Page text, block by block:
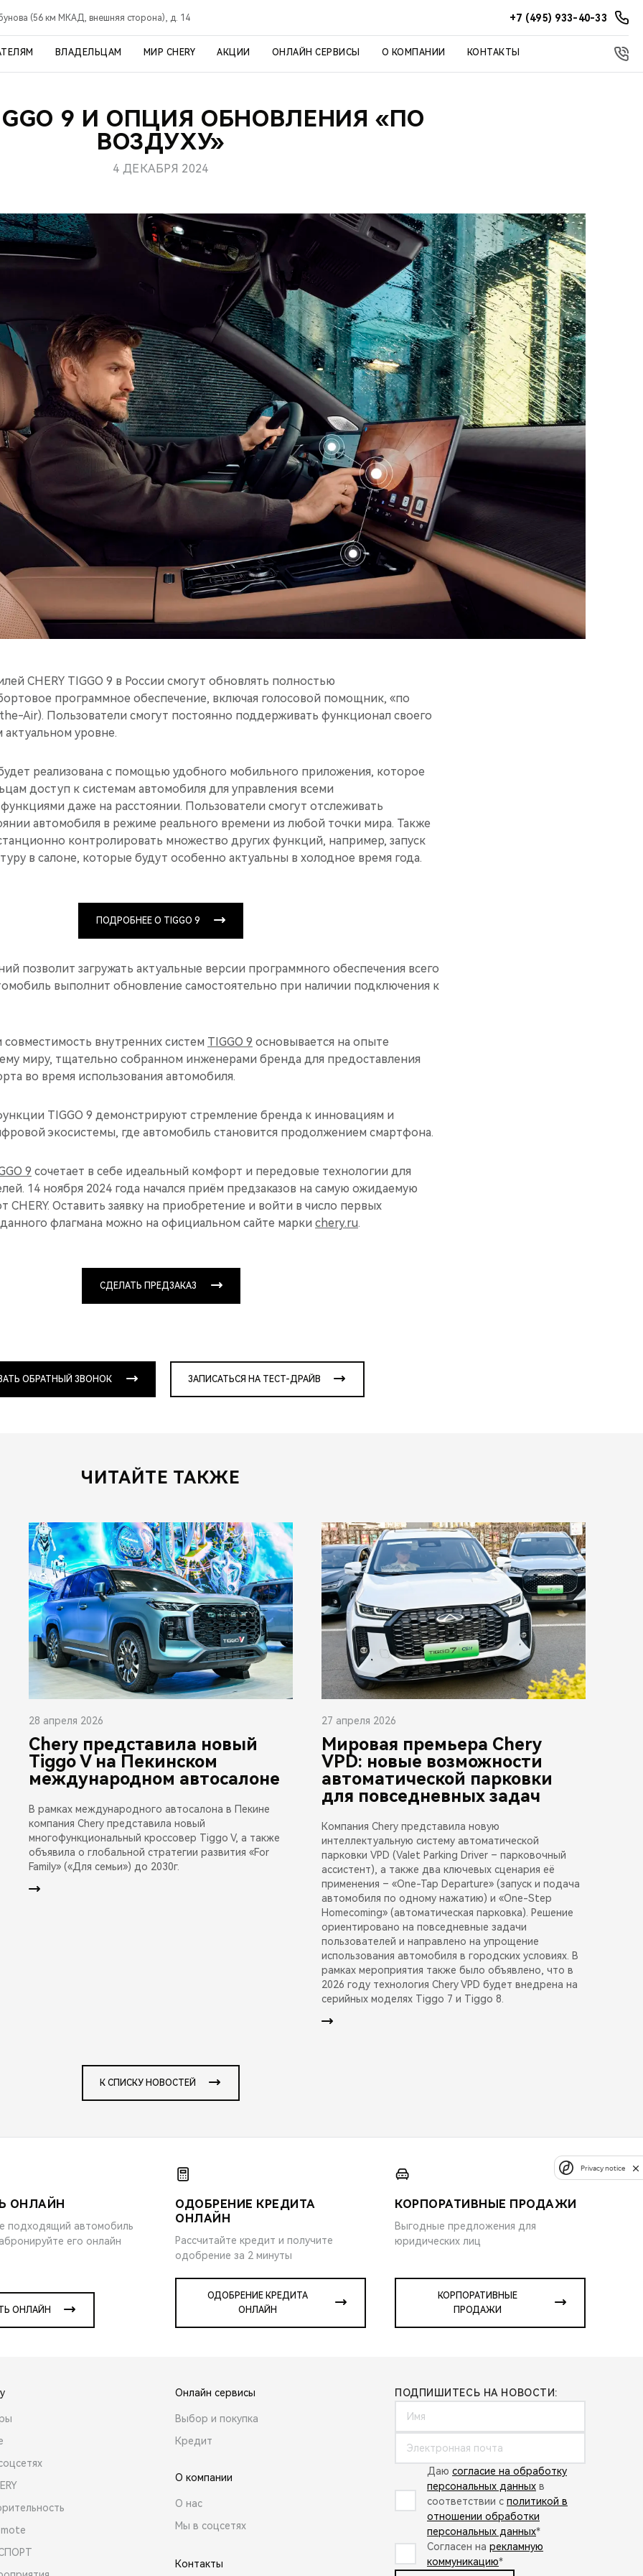
(56 км МКАД, внешняя сторона), д. 14 +7 (495) 933-40-33
ВЛАДЕЛЬЦАМ МИР CHERY АКЦИИ ОНЛАЙН СЕРВИСЫ О КОМПАНИИ КОНТАКТЫ
9 И ОПЦИЯ ОБНОВЛЕНИЯ «ПО
ВОЗДУХУ»
4 ДЕКАБРЯ 2024
CHERY TIGGO 9 в России смогут обновлять полностью
программное обеспечение, включая голосовой помощник, «по
the-Air). Пользователи смогут постоянно поддерживать функционал своего
уровне.
реализована с помощью удобного мобильного приложения, которое
доступ к системам автомобиля для управления всеми
даже на расстоянии. Пользователи смогут отслеживать
автомобиля в режиме реального времени из любой точки мира. Также
контролировать множество других функций, например, запуск
в салоне, которые будут особенно актуальны в холодное время года.
ПОДРОБНЕЕ О TIGGO 9
позволит загружать актуальные версии программного обеспечения всего
выполнит обновление самостоятельно при наличии подключения к
внутренних систем TIGGO 9 основывается на опыте
миру, тщательно собранном инженерами бренда для предоставления
во время использования автомобиля.
TIGGO 9 демонстрируют стремление бренда к инновациям и
экосистемы, где автомобиль становится продолжением смартфона.
9 сочетает в себе идеальный комфорт и передовые технологии для
14 ноября 2024 года начался приём предзаказов на самую ожидаемую
CHERY. Оставить заявку на приобретение и войти в число первых
флагмана можно на официальном сайте марки chery.ru.
СДЕЛАТЬ ПРЕДЗАКАЗ
ОБРАТНЫЙ ЗВОНОК ЗАПИСАТЬСЯ НА ТЕСТ-ДРАЙВ
ЧИТАЙТЕ ТАКЖЕ
28 апреля 2026
Chery представила новый
Tiggo V на Пекинском
международном автосалоне
В рамках международного автосалона в Пекине
компания Chery представила новый
многофункциональный кроссовер Tiggo V, а также
объявила о глобальной стратегии развития «For
Family» («Для семьи») до 2030г.
27 апреля 2026
Мировая премьера Chery
VPD: новые возможности
автоматической парковки
для повседневных задач
Компания Chery представила новую
интеллектуальную систему автоматической
парковки VPD (Valet Parking Driver – парковочный
ассистент), а также два ключевых сценария её
применения – «One-Tap Departure» (запуск и подача
автомобиля по одному нажатию) и «One-Step
Homecoming» (автоматическая парковка). Решение
ориентировано на повседневные задачи
пользователей и направлено на упрощение
использования автомобиля в городских условиях. В
рамках мероприятия также было объявлено, что в
2026 году технология Chery VPD будет внедрена на
серийных моделях Tiggo 7 и Tiggo 8.
К СПИСКУ НОВОСТЕЙ
ОНЛАЙН
подходящий автомобиль
его онлайн
ОНЛАЙН
ОДОБРЕНИЕ КРЕДИТА
ОНЛАЙН
Рассчитайте кредит и получите
одобрение за 2 минуты
ОДОБРЕНИЕ КРЕДИТА
ОНЛАЙН
КОРПОРАТИВНЫЕ ПРОДАЖИ
Выгодные предложения для
юридических лиц
КОРПОРАТИВНЫЕ
ПРОДАЖИ
СПОРТ
Онлайн сервисы
Выбор и покупка
Кредит
О компании
О нас
Мы в соцсетях
Контакты
ПОДПИШИТЕСЬ НА НОВОСТИ:
Даю согласие на обработку
персональных данных в
соответствии с политикой в
отношении обработки
персональных данных*
Согласен на рекламную
коммуникацию*
Privacy notice